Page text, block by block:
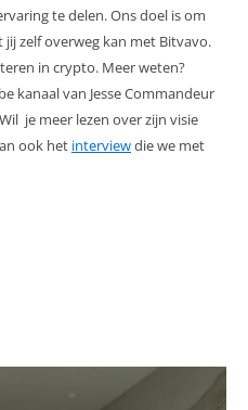
te delen. Ons doel is om
zelf overweg kan met Bitvavo.
in crypto. Meer weten?
kanaal van Jesse Commandeur
je meer lezen over zijn visie
ook het interviewdie we met